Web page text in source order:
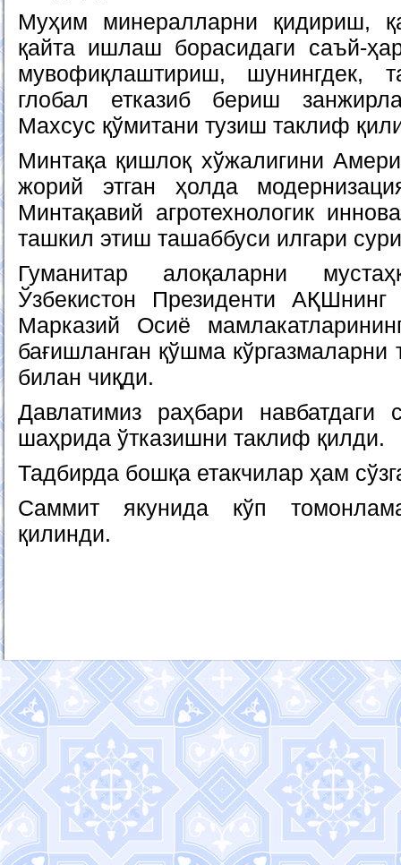
Муҳим минералларни қидириш,
қайта ишлаш борасидаги саъй-
мувофиқлаштириш, шунингдек,
глобал етказиб бериш
Махсус қўмитани тузиш таклиф
Минтақа қишлоқ хўжалигини
жорий этган ҳолда
Минтақавий агротехнологик
ташкил этиш ташаббуси илгари
Гуманитар алоқаларни
Ўзбекистон Президенти АҚШнинг
Марказий Осиё
бағишланган қўшма
билан чиқди.
Давлатимиз раҳбари навбатдаги
шаҳрида ўтказишни таклиф қилди.
Тадбирда бошқа етакчилар ҳам
Саммит якунида кўп
қилинди.